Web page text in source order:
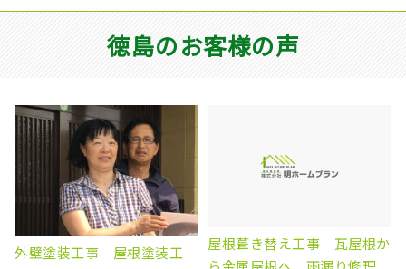
徳島のお客様の声
屋根雨漏り補修 徳島県阿波
徳島県板野郡北島町 S様